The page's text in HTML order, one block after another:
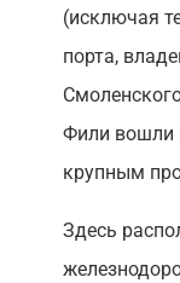
(исключая
порта,
Фили вошли
крупным
Здесь